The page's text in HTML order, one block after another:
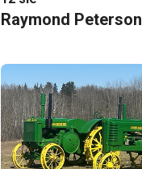
Raymond Peterson